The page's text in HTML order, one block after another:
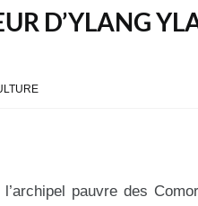
D’YLANG
pauvre des